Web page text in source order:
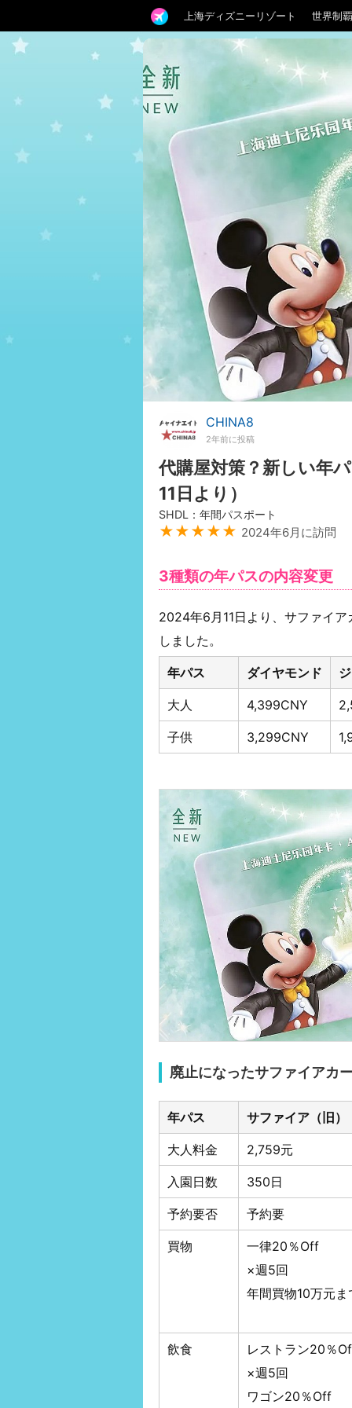
上海ディズニーリゾート 世界制
CHINA8
2年前に投稿
代購屋対策？新しい年
11日より）
SHDL：年間パスポート
★★★★★ 2024年6月に訪問
3種類の年パスの内容変更
2024年6月11日より、サファイ
しました。
年パス ダイヤモンド
大人 4,399CNY
子供 3,299CNY
廃止になったサファイアカ
年パス サファイア（旧）
大人料金 2,759元
入園日数 350日
予約要否 予約要
買物
一律20％Off
×週5回
年間買物10万元ま
飲食
レストラン20％
×週5回
ワゴン20％Off